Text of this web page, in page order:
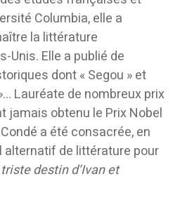
Columbia, elle a
la littérature
Unis. Elle a publié de
dont « Segou » et
Lauréate de nombreux prix
jamais obtenu le Prix Nobel
a été consacrée, en
alternatif de littérature pour
destin d’Ivan et